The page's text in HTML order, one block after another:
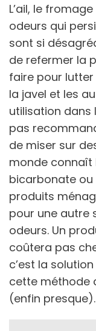
L’ail, le
odeurs qui
sont si
de refermer la
faire pour lutter
la javel et les
utilisation dans
pas
de miser sur
monde connaît
bicarbonate ou
produits
pour une autre
odeurs. Un
coûtera pas
c’est la
cette méthode
(enfin presque).